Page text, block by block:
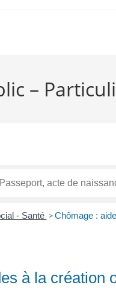
–
- Santé > Chômage :
à la création